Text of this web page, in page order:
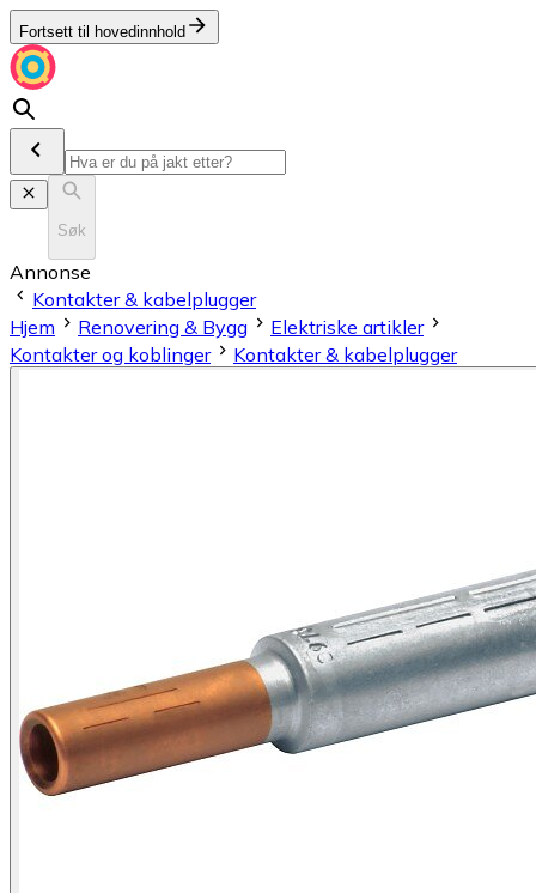
Fortsett til hovedinnhold
Søk
Annonse
Kontakter & kabelplugger
Hjem
Renovering & Bygg
Elektriske artikler
Kontakter og koblinger
Kontakter & kabelplugger